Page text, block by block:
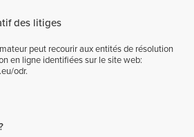
des litiges
peut recourir aux entités de résolution
en ligne identifiées sur le site web:
odr.